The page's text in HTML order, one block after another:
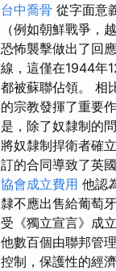
台中喬骨 從字面意
（例如朝鮮戰爭，
恐怖襲擊做出了回
線，這僅在1944年
都被蘇聯佔領。 相
的宗教發揮了重要
是，除了奴隸制的
將奴隸制捍衛者確
訂的合同導致了英
協會成立費用 他認
隸不應出售給葡萄
受《獨立宣言》成
他數百個由聯邦管
控制，保護性的經